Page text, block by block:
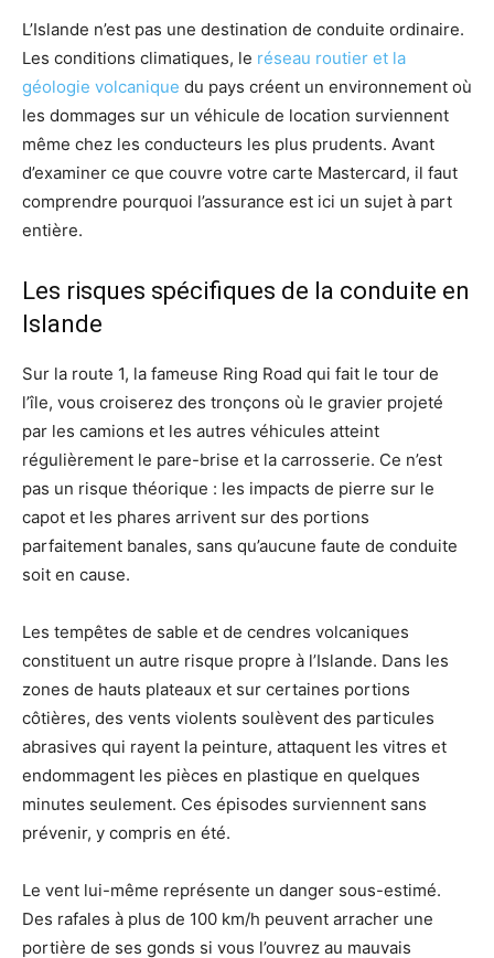
L’Islande n’est pas une destination de conduite ordinaire.
Les conditions climatiques, le réseau routier et la
géologie volcanique du pays créent un environnement où
les dommages sur un véhicule de location surviennent
même chez les conducteurs les plus prudents. Avant
d’examiner ce que couvre votre carte Mastercard, il faut
comprendre pourquoi l’assurance est ici un sujet à part
entière.
Les risques spécifiques de la conduite en
Islande
Sur la route 1, la fameuse Ring Road qui fait le tour de
l’île, vous croiserez des tronçons où le gravier projeté
par les camions et les autres véhicules atteint
régulièrement le pare-brise et la carrosserie. Ce n’est
pas un risque théorique : les impacts de pierre sur le
capot et les phares arrivent sur des portions
parfaitement banales, sans qu’aucune faute de conduite
soit en cause.
Les tempêtes de sable et de cendres volcaniques
constituent un autre risque propre à l’Islande. Dans les
zones de hauts plateaux et sur certaines portions
côtières, des vents violents soulèvent des particules
abrasives qui rayent la peinture, attaquent les vitres et
endommagent les pièces en plastique en quelques
minutes seulement. Ces épisodes surviennent sans
prévenir, y compris en été.
Le vent lui-même représente un danger sous-estimé.
Des rafales à plus de 100 km/h peuvent arracher une
portière de ses gonds si vous l’ouvrez au mauvais